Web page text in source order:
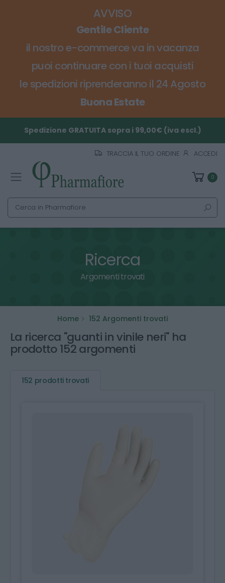
AVVISO
Gentile Cliente
il nostro e-commerce va in vacanza
puoi continuare con i tuoi acquisti
le spedizioni riprenderanno il 24 Agosto
Buona Estate
Spedizione GRATUITA sopra i 99,00€ (iva escl.)
TRACCIA IL TUO ORDINE ACCEDI
Toggle mobile menu 0
Cerca
Ricerca
Argomenti trovati
Home 152 Argomenti trovati
La ricerca "guanti in vinile neri" ha
prodotto 152 argomenti
152 prodotti trovati